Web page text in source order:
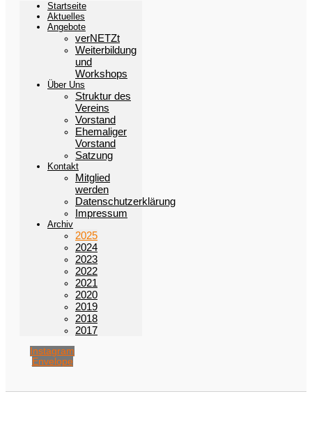
Startseite
Aktuelles
Angebote
verNETZt
Weiterbildung
und
Workshops
Über Uns
Struktur des
Vereins
Vorstand
Ehemaliger
Vorstand
Satzung
Kontakt
Mitglied
werden
Datenschutzerklärung
Impressum
Archiv
2025
2024
2023
2022
2021
2020
2019
2018
2017
Instagram
Envelope